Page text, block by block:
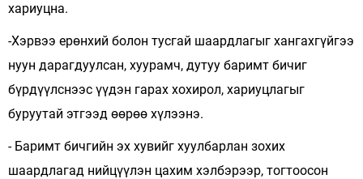
хариуцна.
-Хэрвээ ерөнхий болон тусгай шаардлагыг хангахгүйгээ
нуун дарагдуулсан, хуурамч, дутуу баримт бичиг
бүрдүүлснээс үүдэн гарах хохирол, хариуцлагыг
буруутай этгээд өөрөө хүлээнэ.
- Баримт бичгийн эх хувийг хуулбарлан зохих
шаардлагад нийцүүлэн цахим хэлбэрээр, тогтоосон